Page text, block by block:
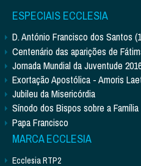
ESPECIAIS ECCLESIA
D. António Francisco dos Santos
Centenário das aparições de
Jornada Mundial da Juventude
Exortação Apostólica - Amoris
Jubileu da Misericórdia
Sínodo dos Bispos sobre a Família
Papa Francisco
MARCA ECCLESIA
Ecclesia RTP2